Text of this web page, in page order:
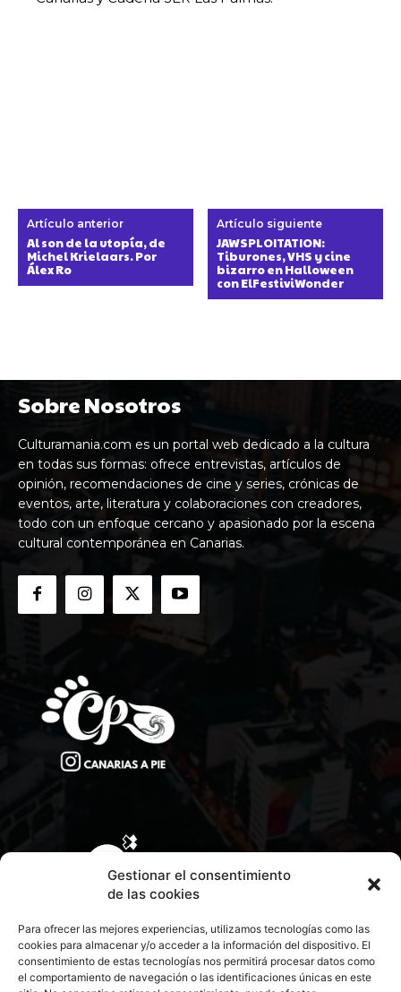
Gestionar el consentimiento
de las cookies
Para ofrecer las mejores experiencias, utilizamos tecnologías como las
cookies para almacenar y/o acceder a la información del dispositivo. El
consentimiento de estas tecnologías nos permitirá procesar datos como
el comportamiento de navegación o las identificaciones únicas en este
Artículo anterior
Al son de la utopía, de
Michel Krielaars. Por
Álex Ro
Artículo siguiente
JAWSPLOITATION:
Tiburones, VHS y cine
bizarro en Halloween
con ElFestiviWonder
Sobre Nosotros
Culturamania.com es un portal web dedicado a la cultura
en todas sus formas: ofrece entrevistas, artículos de
opinión, recomendaciones de cine y series, crónicas de
eventos, arte, literatura y colaboraciones con creadores,
todo con un enfoque cercano y apasionado por la escena
cultural contemporánea en Canarias.